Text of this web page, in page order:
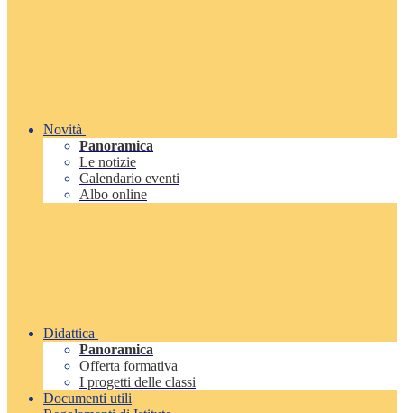
Novità
Panoramica
Le notizie
Calendario eventi
Albo online
Didattica
Panoramica
Offerta formativa
I progetti delle classi
Documenti utili